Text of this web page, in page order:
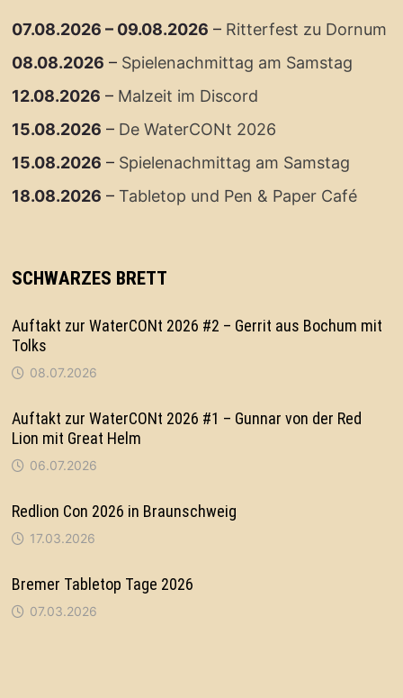
07.08.2026 – 09.08.2026 – Ritterfest zu Dornum
08.08.2026 – Spielenachmittag am Samstag
12.08.2026 – Malzeit im Discord
15.08.2026 – De WaterCONt 2026
15.08.2026 – Spielenachmittag am Samstag
18.08.2026 – Tabletop und Pen & Paper Café
SCHWARZES BRETT
Auftakt zur WaterCONt 2026 #2 – Gerrit aus Bochum mit
Tolks
08.07.2026
Auftakt zur WaterCONt 2026 #1 – Gunnar von der Red
Lion mit Great Helm
06.07.2026
Redlion Con 2026 in Braunschweig
17.03.2026
Bremer Tabletop Tage 2026
07.03.2026